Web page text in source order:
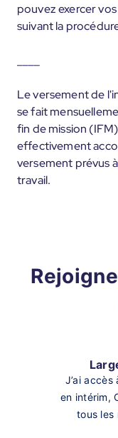
pouvez exercer
suivant la
Le versement de
se fait
fin de mission
effectivement
versement prévus
travail.
J’ai
en intérim,
tous les